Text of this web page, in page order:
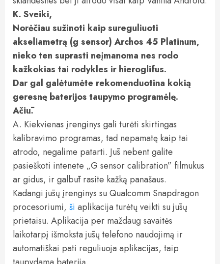
K. Sveiki,
Norėčiau sužinoti kaip sureguliuoti
akseliametrą (g sensor) Archos 45 Platinum,
nieko ten suprasti neįmanoma nes rodo
kažkokias tai rodykles ir hieroglifus.
Dar gal galėtumėte rekomenduotina kokią
geresnę baterijos taupymo programėlę.
Ačiū.
A. Kiekvienas įrenginys gali turėti skirtingas
kalibravimo programas, tad nepamatę kaip tai
atrodo, negalime patarti. Jūs nebent galite
pasieškoti intenete „G sensor calibration” filmukus
ar gidus, ir galbūt rasite kažką panašaus.
Kadangi jūsų įrenginys su Qualcomm Snapdragon
procesoriumi, ši aplikacija turėtų veikti su jūsų
prietaisu. Aplikacija per maždaug savaitės
laikotarpį išmoksta jūsų telefono naudojimą ir
automatiškai pati reguliuoja aplikacijas, taip